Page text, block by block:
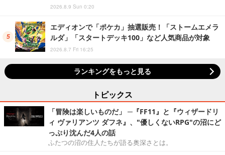
2026.8.9 Sun 0:20
エディオンで「ポケカ」抽選販売！「ストームエメラ
ルダ」「スタートデッキ100」など人気商品が対象
2026.8.7 Fri 16:25
ランキングをもっと見る
トピックス
「冒険は楽しいものだ」 ─『FF11』と『ウィザードリ
ィ ヴァリアンツ ダフネ』、"優しくないRPG"の沼にど
っぷり沈んだ4人の話
ふたつの沼の住人たちが語る奥深さとは。